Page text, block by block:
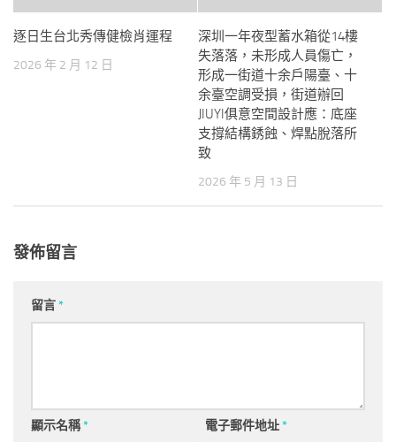
逐日生台北秀傳健檢肖運程
2026 年 2 月 12 日
深圳一年夜型蓄水箱從14樓
失落落，未形成人員傷亡，
形成一街道十余戶陽臺、十
余臺空調受損，街道辦回
JIUYI俱意空間設計應：底座
支撐結構銹蝕、焊點脫落所
致
2026 年 5 月 13 日
發佈留言
留言*
顯示名稱* 電子郵件地址*